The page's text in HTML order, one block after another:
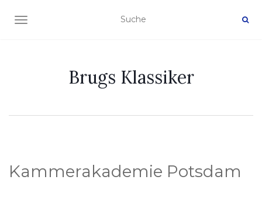
NAVIGATION EIN-/AUSSCHALTEN
Brugs Klassiker
Kammerakademie Potsdam